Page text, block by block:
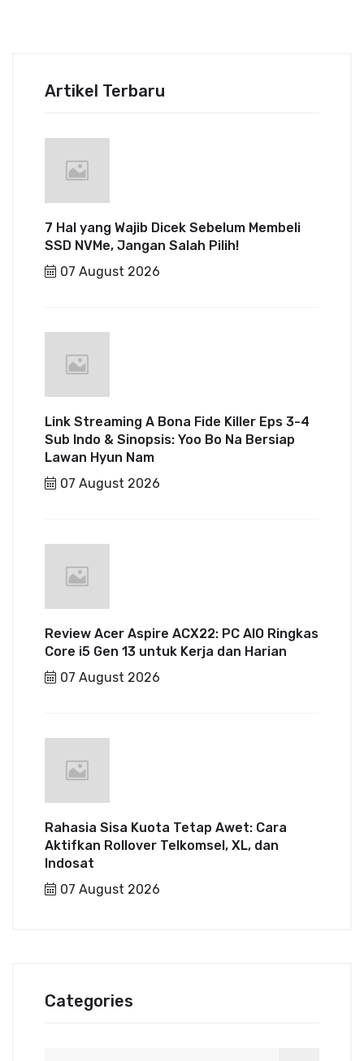
Artikel Terbaru
7 Hal yang Wajib Dicek Sebelum Membeli
SSD NVMe, Jangan Salah Pilih!
07 August 2026
Link Streaming A Bona Fide Killer Eps 3-4
Sub Indo & Sinopsis: Yoo Bo Na Bersiap
Lawan Hyun Nam
07 August 2026
Review Acer Aspire ACX22: PC AIO Ringkas
Core i5 Gen 13 untuk Kerja dan Harian
07 August 2026
Rahasia Sisa Kuota Tetap Awet: Cara
Aktifkan Rollover Telkomsel, XL, dan
Indosat
07 August 2026
Categories